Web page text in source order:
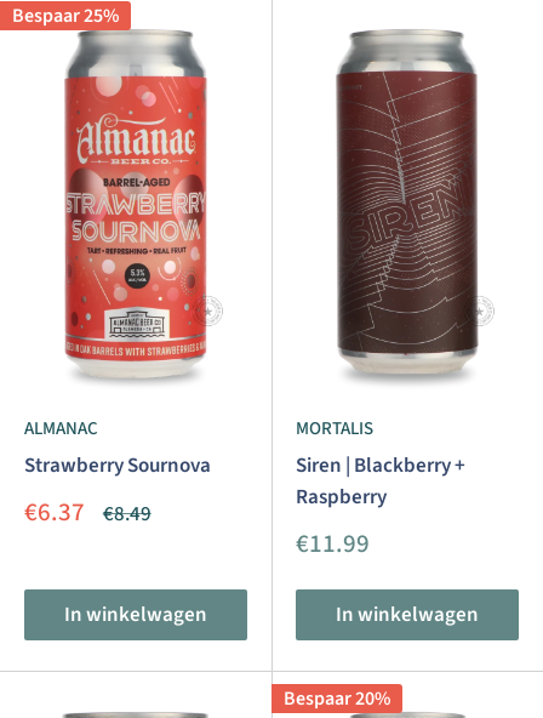
Bespaar 25%
ALMANAC
Strawberry Sournova
Aanbiedingsprijs
€6.37 Normale
€8.49
In winkelwagen
MORTALIS
Siren | Blackberry +
Raspberry
Aanbiedingsprijs
€11.99
In winkelwagen
Bespaar 20%